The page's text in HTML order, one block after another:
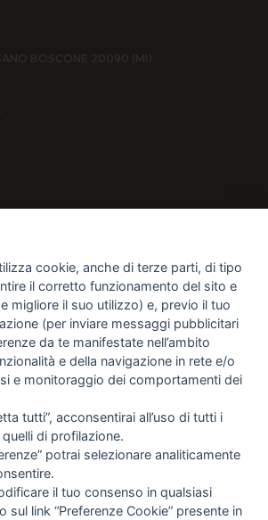
BOSCONE 20090 (MI)
acconsento espressamente al trattamento
cookie, anche di terze parti, di tipo
il corretto funzionamento del sito e
migliore il suo utilizzo) e, previo il tuo
(per inviare messaggi pubblicitari
da te manifestate nell’ambito
e della navigazione in rete e/o
e monitoraggio dei comportamenti dei
tutti”, acconsentirai all’uso di tutti i
di profilazione.
potrai selezionare analiticamente
il tuo consenso in qualsiasi
sul link “Preferenze Cookie” presente in